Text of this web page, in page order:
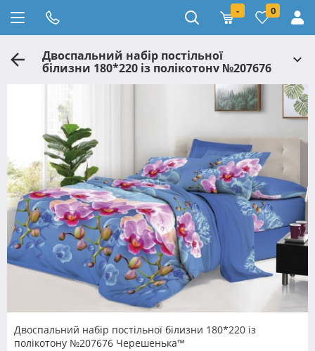
- 0
Двоспальний набір постільної
білизни 180*220 із полікотону №207676
Черешенька™
Двоспальний набір постільної білизни 180*220 із
полікотону №207676 Черешенька™